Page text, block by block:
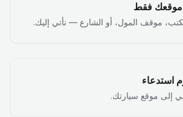
فقط
موقف المول، أو الشارع — نأتي إليك.
استدعاء
إلى موقع سيارتك.